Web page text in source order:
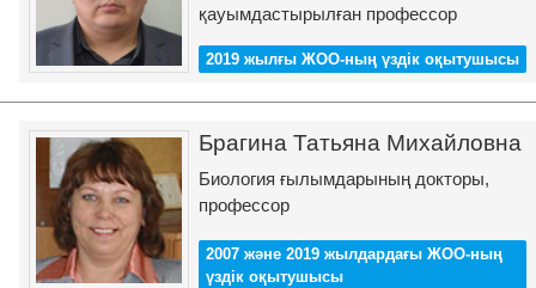
қауымдастырылған профессор
2019 жылғы ЖОО-ның үздік оқытушысы
Брагина Татьяна Михайловна
Биология ғылымдарының докторы,
профессор
2007 және 2019 жылдардағы ЖОО-ның
үздік оқытушысы